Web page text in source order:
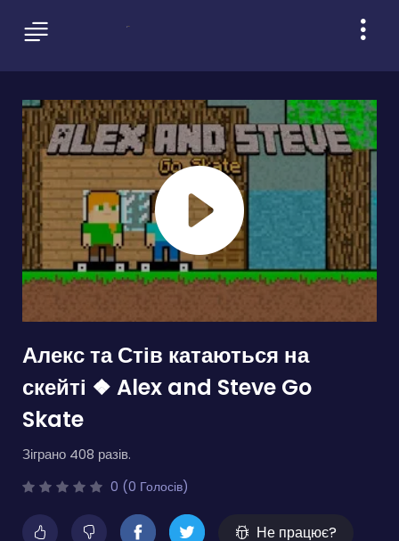
Алекс та Стів катаються на
скейті ❖ Alex and Steve Go
Skate
Зіграно 408 разів.
0 (0 Голосів)
Не працює?